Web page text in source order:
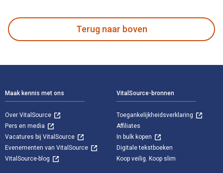
Terug naar boven
Maak kennis met ons
Over VitalSource
Pers en media
Vacatures bij VitalSource
Evenementen van VitalSource
VitalSource-blog
VitalSource-bronnen
Toegankelijkheidsverklaring
Affiliates
In bulk kopen
Digitale tekstboeken
Koop veilig. Koop slim